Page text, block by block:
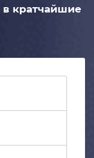
в кратчайшие